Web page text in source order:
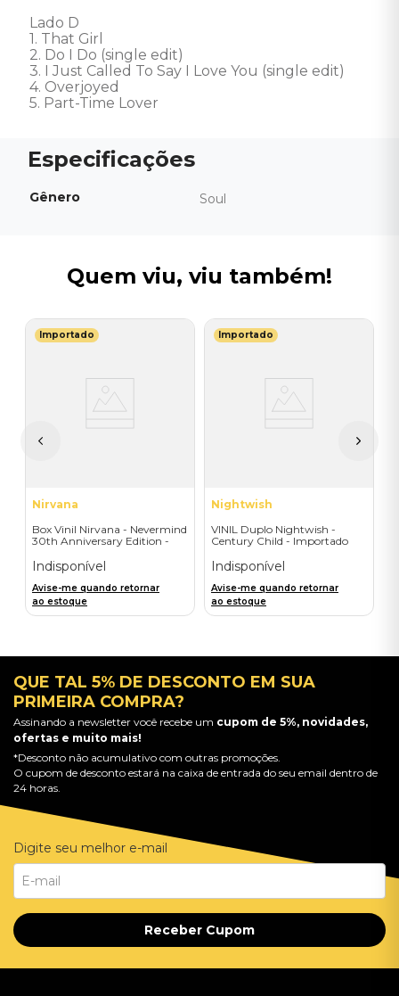
Lado D
1. That Girl
2. Do I Do (single edit)
3. I Just Called To Say I Love You (single edit)
4. Overjoyed
5. Part-Time Lover
Gênero Soul
Quem viu, viu também!
Importado
Nirvana
Box Vinil Nirvana - Nevermind
30th Anniversary Edition -
Indisponível
Avise-me quando retornar
ao estoque
Importado
Nightwish
VINIL Duplo Nightwish -
Century Child - Importado
Indisponível
Avise-me quando retornar
ao estoque
QUE TAL 5% DE DESCONTO EM SUA
PRIMEIRA COMPRA?
Assinando a newsletter você recebe um cupom de 5%, novidades,
ofertas e muito mais!
*Desconto não acumulativo com outras promoções.
O cupom de desconto estará na caixa de entrada do seu email dentro de
24 horas.
Digite seu melhor e-mail
Receber Cupom